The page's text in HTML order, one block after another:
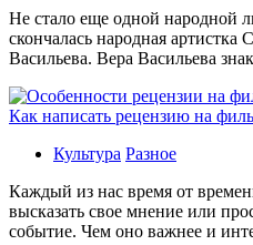
Не стало еще одной народной
скончалась народная
Васильева. Вера Васильева
Как написать рецензию на
Культура Разное
Каждый из нас время от
высказать свое мнение или
событие. Чем оно важнее и